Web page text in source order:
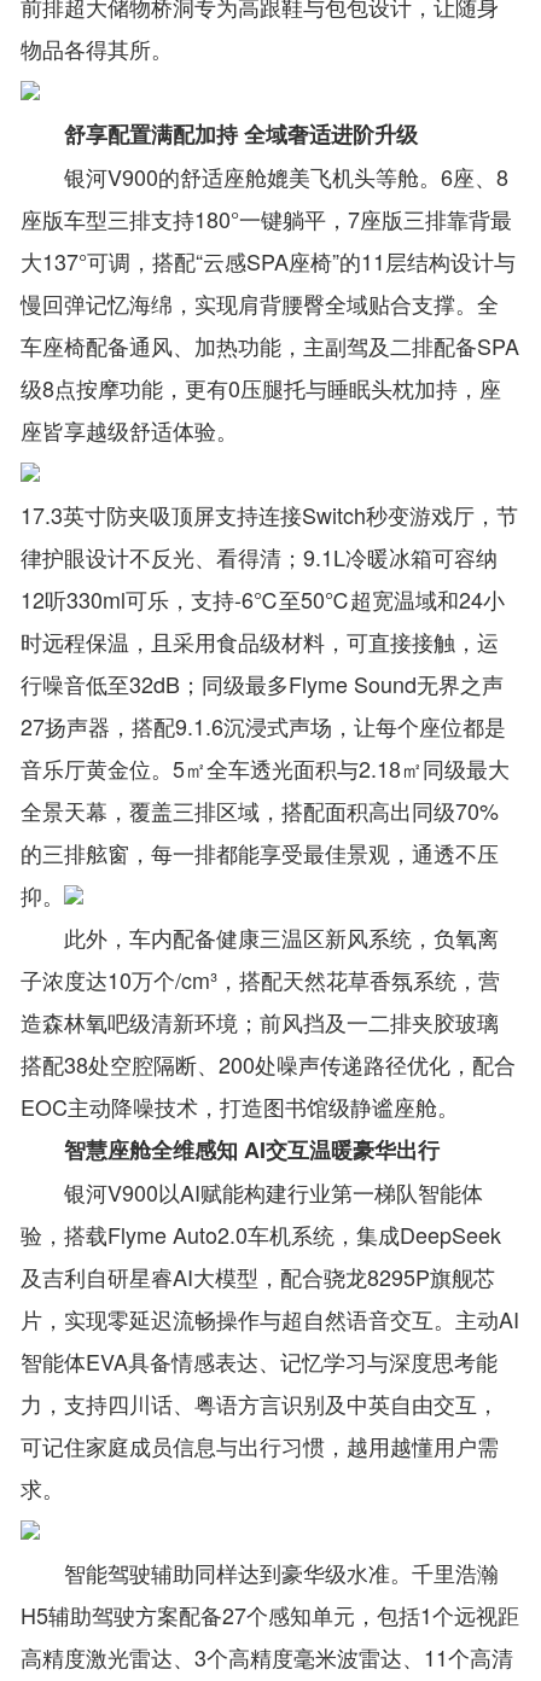
物品各得其所。
舒享配置满配加持 全域奢适进阶升级
银河V900的舒适座舱媲美飞机头等舱。6座、8
座版车型三排支持180°一键躺平，7座版三排靠背最
大137°可调，搭配“云感SPA座椅”的11层结构设计与
慢回弹记忆海绵，实现肩背腰臀全域贴合支撑。全
车座椅配备通风、加热功能，主副驾及二排配备SPA
级8点按摩功能，更有0压腿托与睡眠头枕加持，座
座皆享越级舒适体验。
17.3英寸防夹吸顶屏支持连接Switch秒变游戏厅，节
律护眼设计不反光、看得清；9.1L冷暖冰箱可容纳
12听330ml可乐，支持-6℃至50℃超宽温域和24小
时远程保温，且采用食品级材料，可直接接触，运
行噪音低至32dB；同级最多Flyme Sound无界之声
27扬声器，搭配9.1.6沉浸式声场，让每个座位都是
音乐厅黄金位。5㎡全车透光面积与2.18㎡同级最大
全景天幕，覆盖三排区域，搭配面积高出同级70%
的三排舷窗，每一排都能享受最佳景观，通透不压
抑。
此外，车内配备健康三温区新风系统，负氧离
子浓度达10万个/cm³，搭配天然花草香氛系统，营
造森林氧吧级清新环境；前风挡及一二排夹胶玻璃
搭配38处空腔隔断、200处噪声传递路径优化，配合
EOC主动降噪技术，打造图书馆级静谧座舱。
智慧座舱全维感知 AI交互温暖豪华出行
银河V900以AI赋能构建行业第一梯队智能体
验，搭载Flyme Auto2.0车机系统，集成DeepSeek
及吉利自研星睿AI大模型，配合骁龙8295P旗舰芯
片，实现零延迟流畅操作与超自然语音交互。主动AI
智能体EVA具备情感表达、记忆学习与深度思考能
力，支持四川话、粤语方言识别及中英自由交互，
可记住家庭成员信息与出行习惯，越用越懂用户需
求。
智能驾驶辅助同样达到豪华级水准。千里浩瀚
H5辅助驾驶方案配备27个感知单元，包括1个远视距
高精度激光雷达、3个高精度毫米波雷达、11个高清